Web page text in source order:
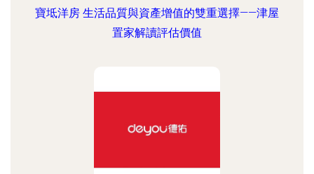
寶坻洋房 生活品質與資產增值的雙重選擇——津屋
置家解讀評估價值